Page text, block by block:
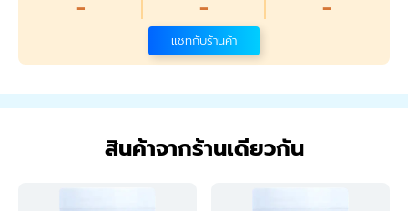
- - -
แชทกับร้านค้า
สินค้าจากร้านเดียวกัน